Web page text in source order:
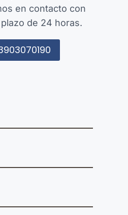
en contacto con
de 24 horas.